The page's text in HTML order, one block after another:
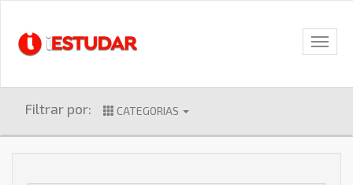
Filtrar por: CATEGORIAS